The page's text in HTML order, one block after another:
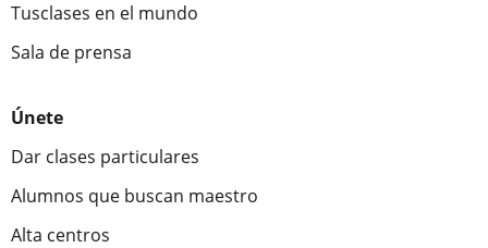
Tusclases en el mundo
Sala de prensa
Únete
Dar clases particulares
Alumnos que buscan maestro
Alta centros